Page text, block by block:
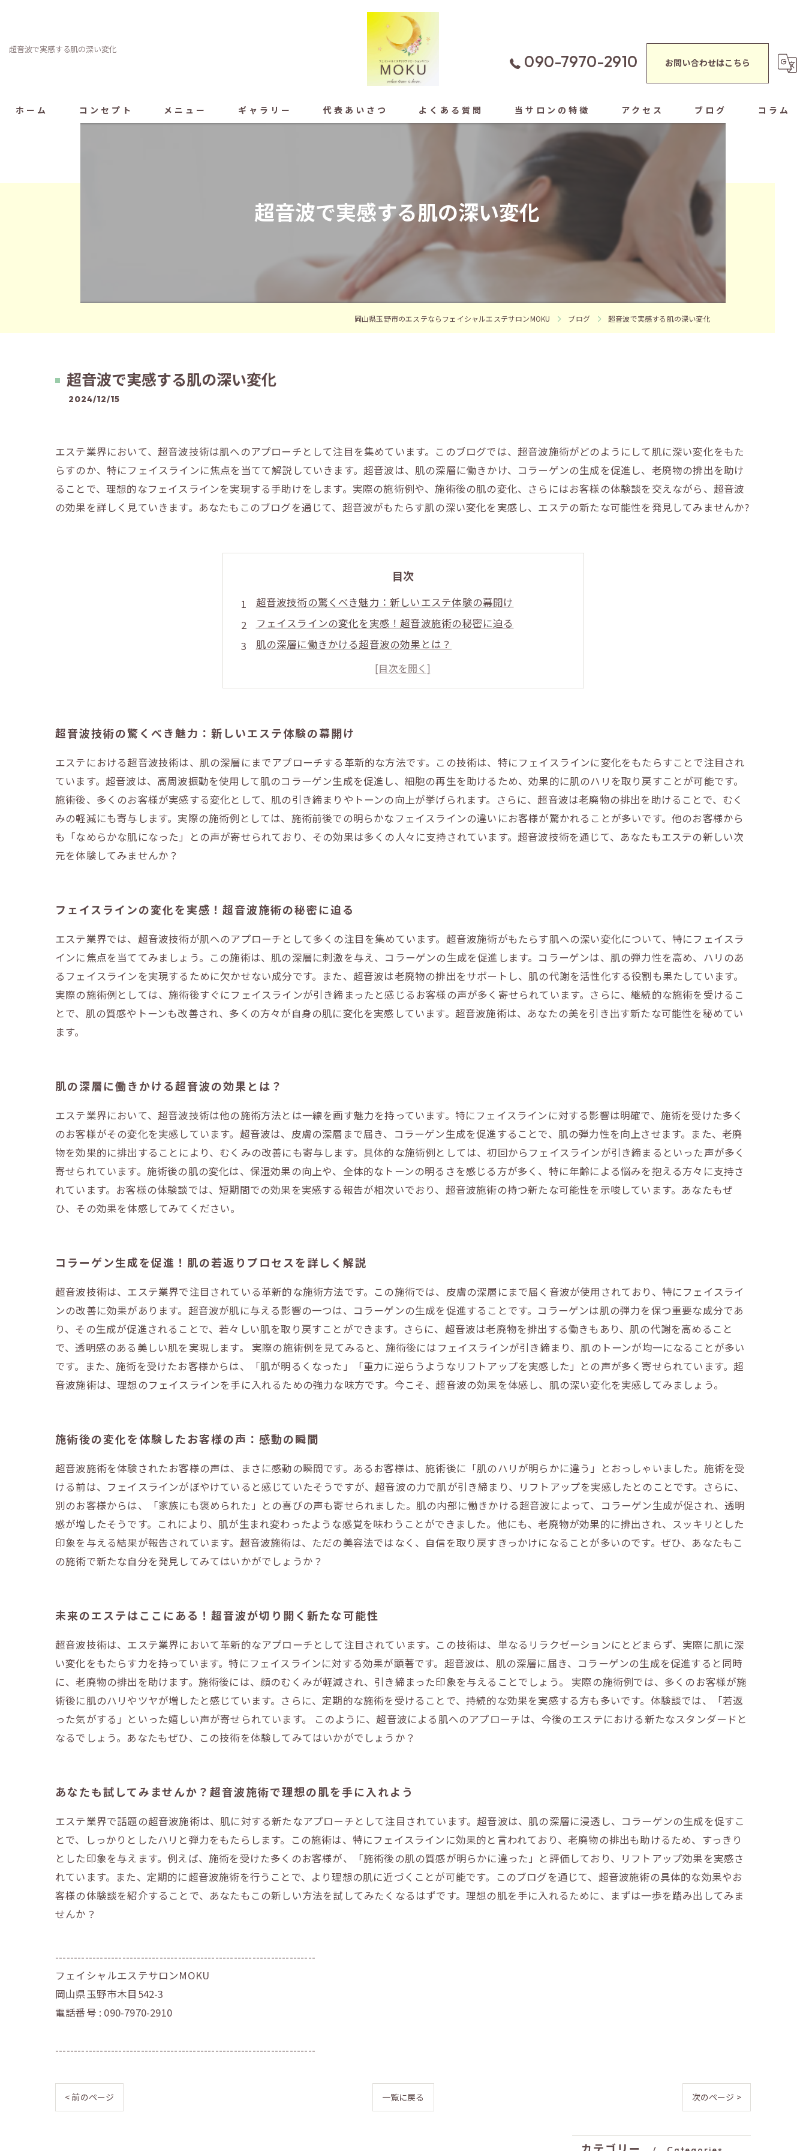
超音波で実感する肌の深い変化
090-7970-2910 お問い合わせはこちら
ホーム コンセプト メニュー ギャラリー 代表あいさつ よくある質問 当サロンの特徴
よもぎ蒸し
フェイシャルエステ
もみほぐし
アクセス ブログ コラム
超音波で実感する肌の深い変化
岡山県玉野市のエステならフェイシャルエステサロンMOKU ブログ 超音波で実感する肌の深い変化
超音波で実感する肌の深い変化
2024/12/15
エステ業界において、超音波技術は肌へのアプローチとして注目を集めています。このブログでは、超音波施術がどのようにして肌に深い変化をもた
らすのか、特にフェイスラインに焦点を当てて解説していきます。超音波は、肌の深層に働きかけ、コラーゲンの生成を促進し、老廃物の排出を助け
ることで、理想的なフェイスラインを実現する手助けをします。実際の施術例や、施術後の肌の変化、さらにはお客様の体験談を交えながら、超音波
の効果を詳しく見ていきます。あなたもこのブログを通じて、超音波がもたらす肌の深い変化を実感し、エステの新たな可能性を発見してみませんか?
目次
超音波技術の驚くべき魅力：新しいエステ体験の幕開け
フェイスラインの変化を実感！超音波施術の秘密に迫る
肌の深層に働きかける超音波の効果とは？
コラーゲン生成を促進！肌の若返りプロセスを詳しく解説
施術後の変化を体験したお客様の声：感動の瞬間
あなたも試してみませんか？超音波施術で理想の肌を手に入れよう
超音波技術の驚くべき魅力：新しいエステ体験の幕開け
エステにおける超音波技術は、肌の深層にまでアプローチする革新的な方法です。この技術は、特にフェイスラインに変化をもたらすことで注目され
ています。超音波は、高周波振動を使用して肌のコラーゲン生成を促進し、細胞の再生を助けるため、効果的に肌のハリを取り戻すことが可能です。
施術後、多くのお客様が実感する変化として、肌の引き締まりやトーンの向上が挙げられます。さらに、超音波は老廃物の排出を助けることで、むく
みの軽減にも寄与します。実際の施術例としては、施術前後での明らかなフェイスラインの違いにお客様が驚かれることが多いです。他のお客様から
も「なめらかな肌になった」との声が寄せられており、その効果は多くの人々に支持されています。超音波技術を通じて、あなたもエステの新しい次
元を体験してみませんか？
フェイスラインの変化を実感！超音波施術の秘密に迫る
エステ業界では、超音波技術が肌へのアプローチとして多くの注目を集めています。超音波施術がもたらす肌への深い変化について、特にフェイスラ
インに焦点を当ててみましょう。この施術は、肌の深層に刺激を与え、コラーゲンの生成を促進します。コラーゲンは、肌の弾力性を高め、ハリのあ
るフェイスラインを実現するために欠かせない成分です。また、超音波は老廃物の排出をサポートし、肌の代謝を活性化する役割も果たしています。
実際の施術例としては、施術後すぐにフェイスラインが引き締まったと感じるお客様の声が多く寄せられています。さらに、継続的な施術を受けるこ
とで、肌の質感やトーンも改善され、多くの方々が自身の肌に変化を実感しています。超音波施術は、あなたの美を引き出す新たな可能性を秘めてい
ます。
肌の深層に働きかける超音波の効果とは？
エステ業界において、超音波技術は他の施術方法とは一線を画す魅力を持っています。特にフェイスラインに対する影響は明確で、施術を受けた多く
のお客様がその変化を実感しています。超音波は、皮膚の深層まで届き、コラーゲン生成を促進することで、肌の弾力性を向上させます。また、老廃
物を効果的に排出することにより、むくみの改善にも寄与します。具体的な施術例としては、初回からフェイスラインが引き締まるといった声が多く
寄せられています。施術後の肌の変化は、保湿効果の向上や、全体的なトーンの明るさを感じる方が多く、特に年齢による悩みを抱える方々に支持さ
れています。お客様の体験談では、短期間での効果を実感する報告が相次いでおり、超音波施術の持つ新たな可能性を示唆しています。あなたもぜ
ひ、その効果を体感してみてください。
コラーゲン生成を促進！肌の若返りプロセスを詳しく解説
超音波技術は、エステ業界で注目されている革新的な施術方法です。この施術では、皮膚の深層にまで届く音波が使用されており、特にフェイスライ
ンの改善に効果があります。超音波が肌に与える影響の一つは、コラーゲンの生成を促進することです。コラーゲンは肌の弾力を保つ重要な成分であ
り、その生成が促進されることで、若々しい肌を取り戻すことができます。さらに、超音波は老廃物を排出する働きもあり、肌の代謝を高めること
で、透明感のある美しい肌を実現します。 実際の施術例を見てみると、施術後にはフェイスラインが引き締まり、肌のトーンが均一になることが多い
です。また、施術を受けたお客様からは、「肌が明るくなった」「重力に逆らうようなリフトアップを実感した」との声が多く寄せられています。超
音波施術は、理想のフェイスラインを手に入れるための強力な味方です。今こそ、超音波の効果を体感し、肌の深い変化を実感してみましょう。
施術後の変化を体験したお客様の声：感動の瞬間
超音波施術を体験されたお客様の声は、まさに感動の瞬間です。あるお客様は、施術後に「肌のハリが明らかに違う」とおっしゃいました。施術を受
ける前は、フェイスラインがぼやけていると感じていたそうですが、超音波の力で肌が引き締まり、リフトアップを実感したとのことです。さらに、
別のお客様からは、「家族にも褒められた」との喜びの声も寄せられました。肌の内部に働きかける超音波によって、コラーゲン生成が促され、透明
感が増したそうです。これにより、肌が生まれ変わったような感覚を味わうことができました。他にも、老廃物が効果的に排出され、スッキリとした
印象を与える結果が報告されています。超音波施術は、ただの美容法ではなく、自信を取り戻すきっかけになることが多いのです。ぜひ、あなたもこ
の施術で新たな自分を発見してみてはいかがでしょうか？
未来のエステはここにある！超音波が切り開く新たな可能性
超音波技術は、エステ業界において革新的なアプローチとして注目されています。この技術は、単なるリラクゼーションにとどまらず、実際に肌に深
い変化をもたらす力を持っています。特にフェイスラインに対する効果が顕著です。超音波は、肌の深層に届き、コラーゲンの生成を促進すると同時
に、老廃物の排出を助けます。施術後には、顔のむくみが軽減され、引き締まった印象を与えることでしょう。 実際の施術例では、多くのお客様が施
術後に肌のハリやツヤが増したと感じています。さらに、定期的な施術を受けることで、持続的な効果を実感する方も多いです。体験談では、「若返
った気がする」といった嬉しい声が寄せられています。 このように、超音波による肌へのアプローチは、今後のエステにおける新たなスタンダードと
なるでしょう。あなたもぜひ、この技術を体験してみてはいかがでしょうか？
あなたも試してみませんか？超音波施術で理想の肌を手に入れよう
エステ業界で話題の超音波施術は、肌に対する新たなアプローチとして注目されています。超音波は、肌の深層に浸透し、コラーゲンの生成を促すこ
とで、しっかりとしたハリと弾力をもたらします。この施術は、特にフェイスラインに効果的と言われており、老廃物の排出も助けるため、すっきり
とした印象を与えます。例えば、施術を受けた多くのお客様が、「施術後の肌の質感が明らかに違った」と評価しており、リフトアップ効果を実感さ
れています。また、定期的に超音波施術を行うことで、より理想の肌に近づくことが可能です。このブログを通じて、超音波施術の具体的な効果やお
客様の体験談を紹介することで、あなたもこの新しい方法を試してみたくなるはずです。理想の肌を手に入れるために、まずは一歩を踏み出してみま
せんか？
----------------------------------------------------------------------
フェイシャルエステサロンMOKU
岡山県玉野市木目542-3
電話番号 : 090-7970-2910
----------------------------------------------------------------------
< 前のページ 一覧に戻る 次のページ >